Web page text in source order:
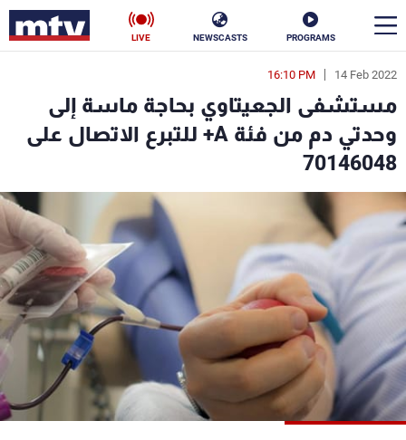
PROGRAMS
NEWSCASTS
LIVE
14 Feb 2022
16:10 PM
مستشفى الجعيتاوي بحاجة ماسة إلى
وحدتي دم من فئة A+ للتبرع الاتصال على
70146048
en
الأخبار
سياسة
إقتصاد
منوعات رياضة
كأس العالم
البرامج
جدول البرامج
شاهد البرامج